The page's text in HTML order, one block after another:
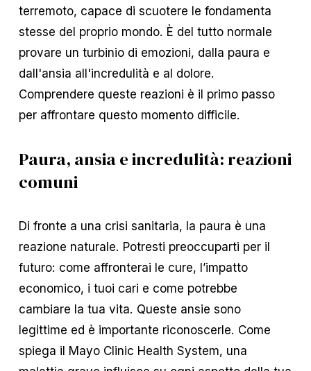
terremoto, capace di scuotere le fondamenta
stesse del proprio mondo. È del tutto normale
provare un turbinio di emozioni, dalla paura e
dall'ansia all'incredulità e al dolore.
Comprendere queste reazioni è il primo passo
per affrontare questo momento difficile.
Paura, ansia e incredulità: reazioni
comuni
Di fronte a una crisi sanitaria, la paura è una
reazione naturale. Potresti preoccuparti per il
futuro: come affronterai le cure, l’impatto
economico, i tuoi cari e come potrebbe
cambiare la tua vita. Queste ansie sono
legittime ed è importante riconoscerle. Come
spiega il Mayo Clinic Health System, una